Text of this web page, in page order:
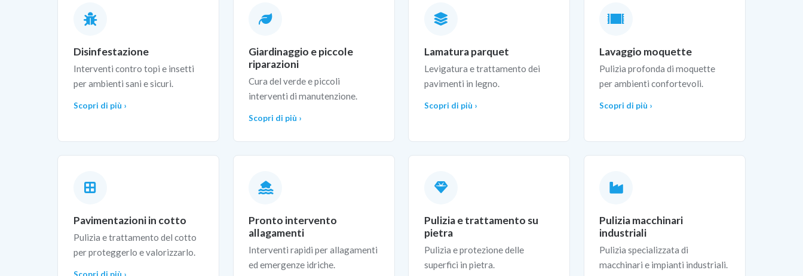
Disinfestazione
Interventi contro topi e insetti
per ambienti sani e sicuri.
Scopri di più ›
Giardinaggio e piccole
riparazioni
Cura del verde e piccoli
interventi di manutenzione.
Scopri di più ›
Lamatura parquet
Levigatura e trattamento dei
pavimenti in legno.
Scopri di più ›
Lavaggio moquette
Pulizia profonda di moquette
per ambienti confortevoli.
Scopri di più ›
Pavimentazioni in cotto
Pulizia e trattamento del cotto
per proteggerlo e valorizzarlo.
Pronto intervento
allagamenti
Interventi rapidi per allagamenti
ed emergenze idriche.
Pulizia e trattamento su
pietra
Pulizia e protezione delle
superfici in pietra.
Pulizia macchinari
industriali
Pulizia specializzata di
macchinari e impianti industriali.